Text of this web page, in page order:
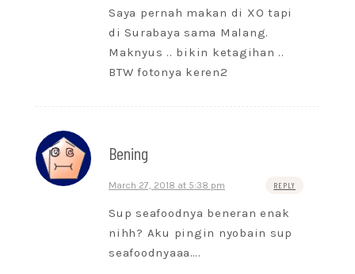
Saya pernah makan di XO tapi
di Surabaya sama Malang.
Maknyus .. bikin ketagihan ..
BTW fotonya keren2
Bening
March 27, 2018 at 5:38 pm REPLY
Sup seafoodnya beneran enak
nihh? Aku pingin nyobain sup
seafoodnyaaa….